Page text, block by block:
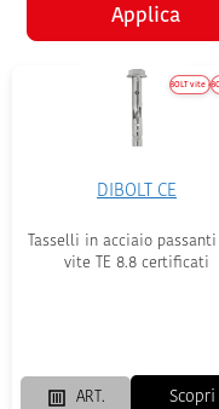
Applica
DIBOLT vite 6.8
DIBOLT CE
Tasselli in acciaio
vite TE 8.8 certificati
ART. Scopri